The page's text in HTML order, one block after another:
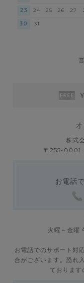
23 24 25 26 27
30 31
株式
〒255-0001
お電話
火曜～金曜
お電話でのサポート対
合がございます。恐れ
ております